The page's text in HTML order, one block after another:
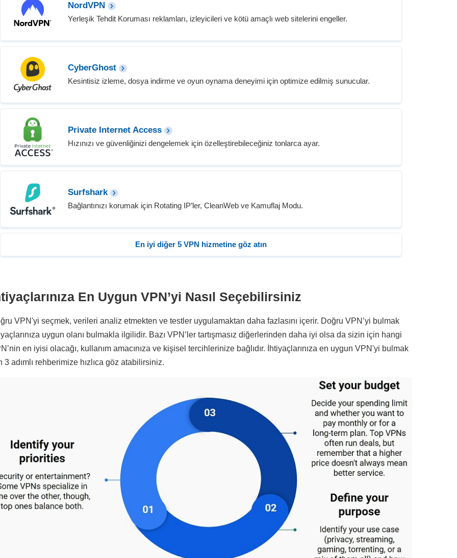
NordVPN
Yerleşik Tehdit Koruması reklamları, izleyicileri ve kötü amaçlı web sitelerini engeller.
CyberGhost
Kesintisiz izleme, dosya indirme ve oyun oynama deneyimi için optimize edilmiş sunucular.
Private Internet Access
Hızınızı ve güvenliğinizi dengelemek için özelleştirebileceğiniz tonlarca ayar.
Surfshark
Bağlantınızı korumak için Rotating IP’ler, CleanWeb ve Kamuflaj Modu.
En iyi diğer 5 VPN hizmetine göz atın
En Uygun VPN’yi Nasıl Seçebilirsiniz
VPN'yi seçmek, verileri analiz etmekten ve testler uygulamaktan daha fazlasını içerir. Doğru VPN’yi bulmak
uygun olanı bulmakla ilgilidir. Bazı VPN’ler tartışmasız diğerlerinden daha iyi olsa da sizin için hangi
en iyisi olacağı, kullanım amacınıza ve kişisel tercihlerinize bağlıdır. İhtiyaçlarınıza en uygun VPN'yi bulmak
3 adımlı rehberimize hızlıca göz atabilirsiniz.